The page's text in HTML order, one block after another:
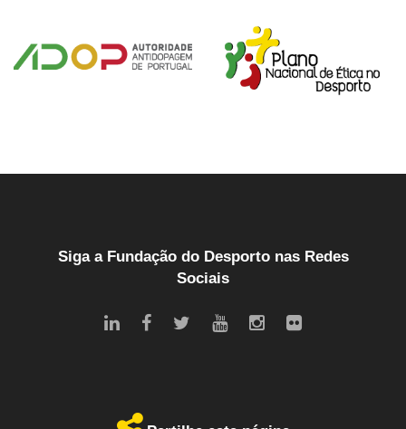
Siga a Fundação do Desporto nas Redes
Sociais